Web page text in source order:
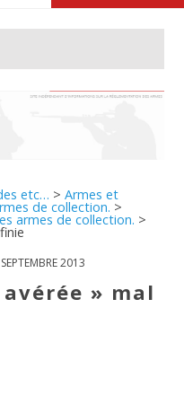
etc… >Armes et
de collection. >
armes de collection. >
2013
» mal